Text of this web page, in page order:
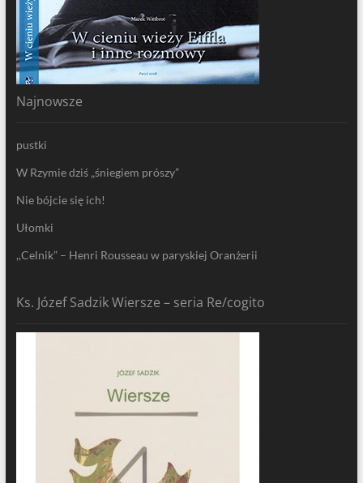
Najnowsze
pustki
W Rzymie dziś „śniegiem prószy”
Nie bójcie się ich!
Ułomki
,,Celnik” – Henri Rousseau w paryskiej Oranżerii
Ks. Józef Sadzik Wiersze – seria Re/cogito